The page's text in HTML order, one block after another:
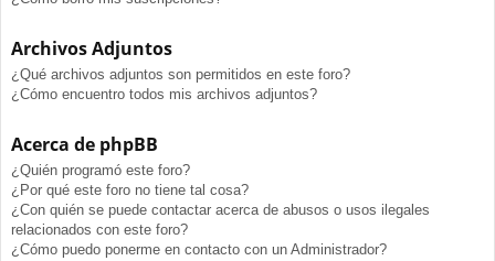
Archivos Adjuntos
¿Qué archivos adjuntos son permitidos en este foro?
¿Cómo encuentro todos mis archivos adjuntos?
Acerca de phpBB
¿Quién programó este foro?
¿Por qué este foro no tiene tal cosa?
¿Con quién se puede contactar acerca de abusos o usos ilegales
relacionados con este foro?
¿Cómo puedo ponerme en contacto con un Administrador?